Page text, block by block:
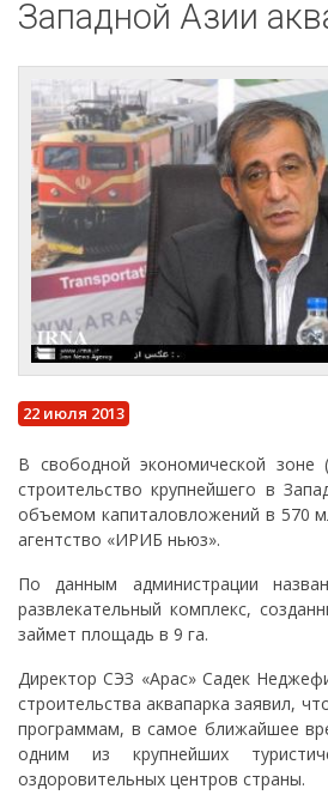
Западной Азии
22 июля 2013
В свободной экономической зоне
строительство крупнейшего в
объемом капиталовложений в 570
агентство «ИРИБ ньюз».
По данным администрации
развлекательный комплекс,
займет площадь в 9 га.
Директор СЭЗ «Арас» Садек
строительства аквапарка заявил,
программам, в самое ближайшее
одним из крупнейших
оздоровительных центров страны.